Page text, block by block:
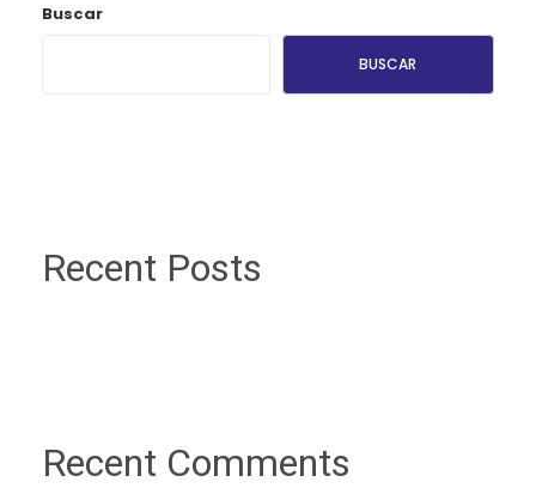
Buscar
BUSCAR
Recent Posts
Recent Comments